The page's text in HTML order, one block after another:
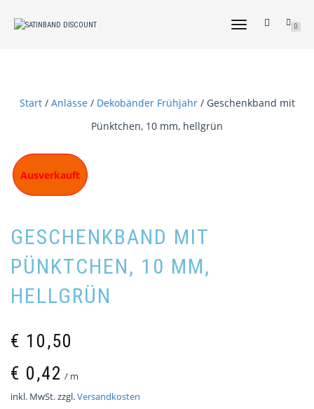
NAVIGATION
0
Start/ Anlässe/ Dekobänder Frühjahr/ Geschenkband mit
Pünktchen, 10 mm, hellgrün
Ausverkauft
GESCHENKBAND MIT
PÜNKTCHEN, 10 MM,
HELLGRÜN
€ 10,50
€ 0,42 / m
inkl. MwSt.zzgl.Versandkosten